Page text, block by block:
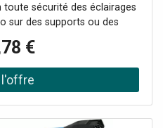
sécurité des éclairages
sur des supports ou des
et de photographie.
€